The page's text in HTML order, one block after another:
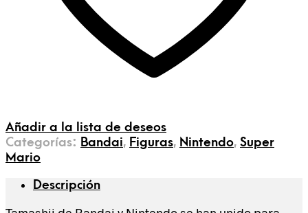
Añadir a la lista de deseos
Categorías: Bandai, Figuras, Nintendo, Super
Mario
Descripción